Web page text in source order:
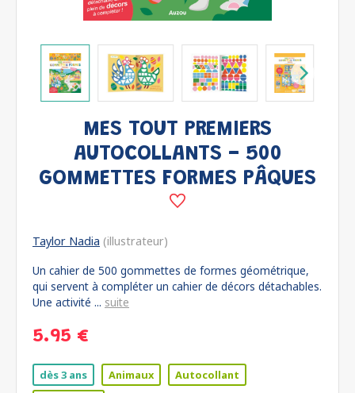
MES TOUT PREMIERS
AUTOCOLLANTS - 500
GOMMETTES FORMES PÂQUES
Taylor Nadia (illustrateur)
Un cahier de 500 gommettes de formes géométrique,
qui servent à compléter un cahier de décors détachables.
Une activité ... suite
5.95 €
dès 3 ans Animaux
Autocollant